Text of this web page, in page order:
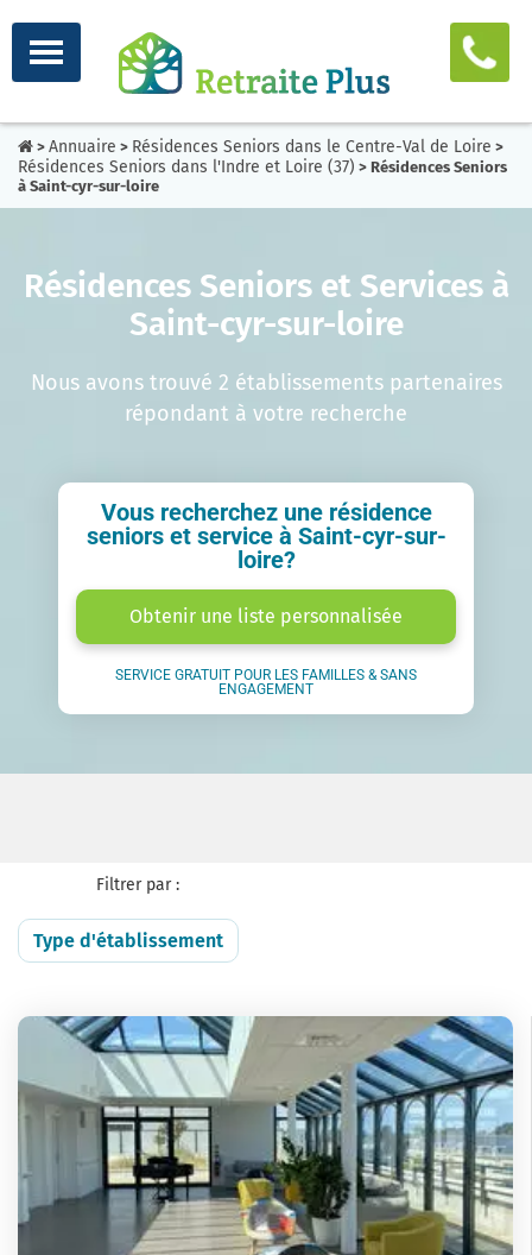
> Annuaire > Résidences Seniors dans le Centre-Val de Loire >
Résidences Seniors dans l'Indre et Loire (37) > Résidences Seniors
à Saint-cyr-sur-loire
Résidences Seniors et Services à
Saint-cyr-sur-loire
Nous avons trouvé 2 établissements partenaires
répondant à votre recherche
Vous recherchez une résidence
seniors et service à Saint-cyr-sur-
loire?
Obtenir une liste personnalisée
SERVICE GRATUIT POUR LES FAMILLES & SANS
ENGAGEMENT
Filtrer par :
Type d'établissement